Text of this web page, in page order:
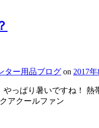
ター用品ブログ on 2017年
やっぱり暑いですね！
アクールファン